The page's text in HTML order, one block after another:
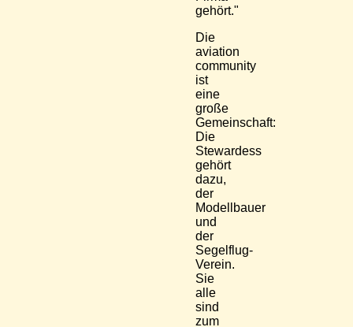
gehört."
Die
aviation
community
ist
eine
große
Gemeinschaft:
Die
Stewardess
gehört
dazu,
der
Modellbauer
und
der
Segelflug-
Verein.
Sie
alle
sind
zum